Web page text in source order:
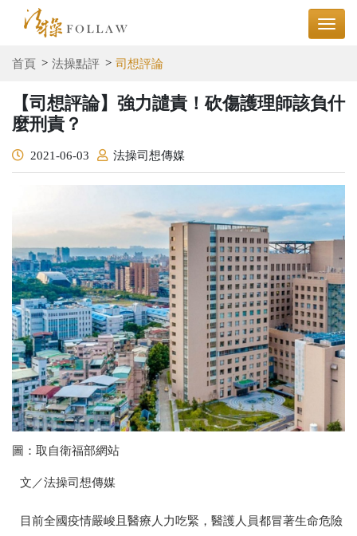
首頁 法操點評 司想評論
【司想評論】強力譴責！砍傷護理師該負什
麼刑責？
2021-06-03 法操司想傳媒
圖：取自衛福部網站
文／法操司想傳媒
目前全國疫情嚴峻且醫療人力吃緊，醫護人員都冒著生命危險